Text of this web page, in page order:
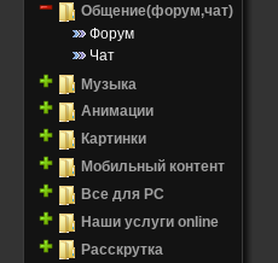
Общение(форум,чат)
Форум
Чат
Музыка
Анимации
Картинки
Мобильный контент
Все для PC
Наши услуги online
Расскрутка